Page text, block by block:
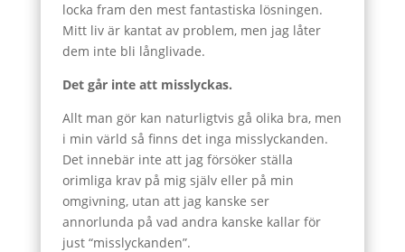
locka fram den mest fantastiska lösningen.
Mitt liv är kantat av problem, men jag låter
dem inte bli långlivade.
Det går inte att misslyckas.
Allt man gör kan naturligtvis gå olika bra, men
i min värld så finns det inga misslyckanden.
Det innebär inte att jag försöker ställa
orimliga krav på mig själv eller på min
omgivning, utan att jag kanske ser
annorlunda på vad andra kanske kallar för
just “misslyckanden”.